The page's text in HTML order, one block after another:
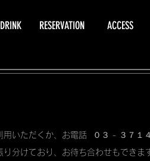
RESERVATION ACCESS
用いただくか、お電話 ０３ - ３７１
分けており、お待ち合わせもできま